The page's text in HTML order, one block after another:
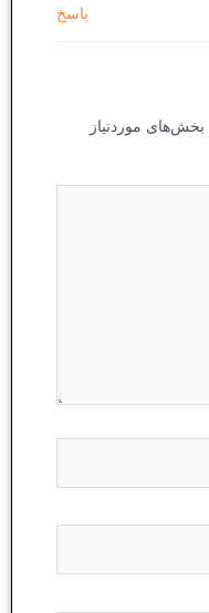
پاسخ
بخش‌های موردنیاز